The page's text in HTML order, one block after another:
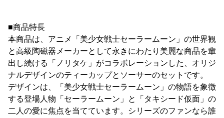
■商品特長
本商品は、アニメ「美少女戦士セーラームーン」の世界観
と高級陶磁器メーカーとして永きにわたり美麗な商品を輩
出し続ける「ノリタケ」がコラボレーションした、オリジ
ナルデザインのティーカップとソーサーのセットです。
デザインは、「美少女戦士セーラームーン」の物語を象徴
する登場人物「セーラームーン」と「タキシード仮面」の
二人の愛に焦点を当てています。シリーズのファンなら誰